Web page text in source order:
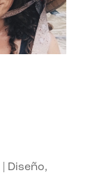
Diseño,